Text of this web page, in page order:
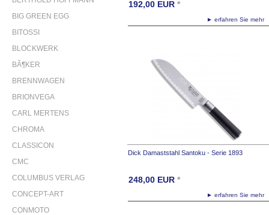
BIG GREEN EGG
BITOSSI
BLOCKWERK
BÃ¶KER
BRENNWAGEN
BRIONVEGA
CARL MERTENS
CHROMA
CLASSICON
CMC
COLUMBUS VERLAG
CONCEPT-ART
CONMOTO
► erfahren Sie
192,00 EUR *
Dick Damaststahl Santoku - Serie 1893
► erfahren Sie
248,00 EUR *